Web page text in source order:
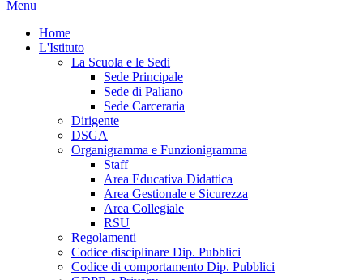
Menu
Home
L'Istituto
La Scuola e le Sedi
Sede Principale
Sede di Paliano
Sede Carceraria
Dirigente
DSGA
Organigramma e Funzionigramma
Staff
Area Educativa Didattica
Area Gestionale e Sicurezza
Area Collegiale
RSU
Regolamenti
Codice disciplinare Dip. Pubblici
Codice di comportamento Dip. Pubblici